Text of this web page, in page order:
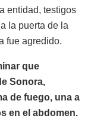
entidad, testigos
la puerta de la
fue agredido.
que
Sonora,
de fuego, una a
en el abdomen.